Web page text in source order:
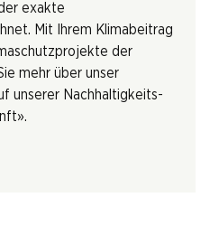
exakte
Mit Ihrem Klimabeitrag
der
mehr über unser
unserer Nachhaltigkeits-